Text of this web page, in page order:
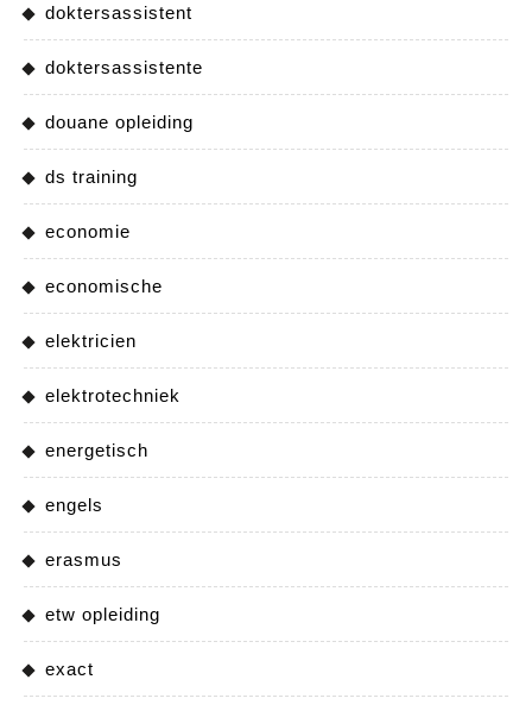
doktersassistent
doktersassistente
douane opleiding
ds training
economie
economische
elektricien
elektrotechniek
energetisch
engels
erasmus
etw opleiding
exact